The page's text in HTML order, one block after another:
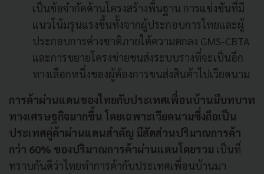
เป็นข้อจำกัดด้านโครงสร้างพื้นฐาน การแข่งขันที่มี
แนวโน้มรุนแรงขึ้นทั้งจากผู้ประกอบการไทยและผู้
ประกอบการต่างชาติภายใต้ความตกลง GMS-CBTA
และการขยายโครงข่ายขนส่งระบบรางที่จะเป็นอีก
ทางเลือกหนึ่งของผู้ต้องการขนส่งสินค้าไปเวียดนาม
การค้าผ่านแดนของไทยกับประเทศเพื่อนบ้านมีบทบาท
ทางเศรษฐกิจมากขึ้น โดยเฉพาะเวียดนามซึ่งถือเป็น
ประเทศคู่ค้าผ่านแดนสำคัญ มีสัดส่วนปริมาณการค้า
กว่า 60% ของปริมาณการค้าผ่านแดนโดยรวม เป็นที่
ทราบกันดีว่าไทยทำการค้ากับประเทศเพื่อนบ้านมา